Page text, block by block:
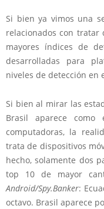
Si bien ya vimos una
relacionados con
mayores índices de
desarrolladas para
niveles de detección en
Si bien al mirar las
Brasil aparece
computadoras, la
trata de dispositivos
hecho, solamente dos
top 10 de mayor
Android/Spy.Banker:
octavo. Brasil aparece